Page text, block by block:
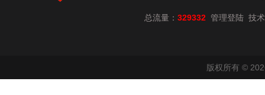
总流量： 329332 管理登陆 技
版权所有 ©